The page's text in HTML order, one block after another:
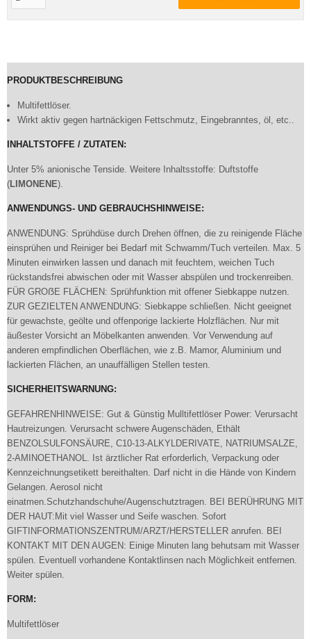
PRODUKTBESCHREIBUNG
Multifettlöser.
Wirkt aktiv gegen hartnäckigen Fettschmutz, Eingebranntes, öl, etc..
INHALTSTOFFE / ZUTATEN:
Unter 5% anionische Tenside. Weitere Inhaltsstoffe: Duftstoffe
(LIMONENE).
ANWENDUNGS- UND GEBRAUCHSHINWEISE:
ANWENDUNG: Sprühdüse durch Drehen öffnen, die zu reinigende Fläche
einsprühen und Reiniger bei Bedarf mit Schwamm/Tuch verteilen. Max. 5
Minuten einwirken lassen und danach mit feuchtem, weichen Tuch
rückstandsfrei abwischen oder mit Wasser abspülen und trockenreiben.
FÜR GROẞE FLÄCHEN: Sprühfunktion mit offener Siebkappe nutzen.
ZUR GEZIELTEN ANWENDUNG: Siebkappe schließen. Nicht geeignet
für gewachste, geölte und offenporige lackierte Holzflächen. Nur mit
äußester Vorsicht an Möbelkanten anwenden. Vor Verwendung auf
anderen empfindlichen Oberflächen, wie z.B. Mamor, Aluminium und
lackierten Flächen, an unauffälligen Stellen testen.
SICHERHEITSWARNUNG:
GEFAHRENHINWEISE: Gut & Günstig Mulltifettlöser Power: Verursacht
Hautreizungen. Verursacht schwere Augenschäden, Ethält
BENZOLSULFONSÄURE, C10-13-ALKYLDERIVATE, NATRIUMSALZE,
2-AMINOETHANOL. Ist ärztlicher Rat erforderlich, Verpackung oder
Kennzeichnungsetikett bereithalten. Darf nicht in die Hände von Kindern
Gelangen. Aerosol nicht
einatmen.Schutzhandschuhe/Augenschutztragen. BEI BERÜHRUNG MIT
DER HAUT:Mit viel Wasser und Seife waschen. Sofort
GIFTINFORMATIONSZENTRUM/ARZT/HERSTELLER anrufen. BEI
KONTAKT MIT DEN AUGEN: Einige Minuten lang behutsam mit Wasser
spülen. Eventuell vorhandene Kontaktlinsen nach Möglichkeit entfernen.
Weiter spülen.
FORM:
Multifettlöser